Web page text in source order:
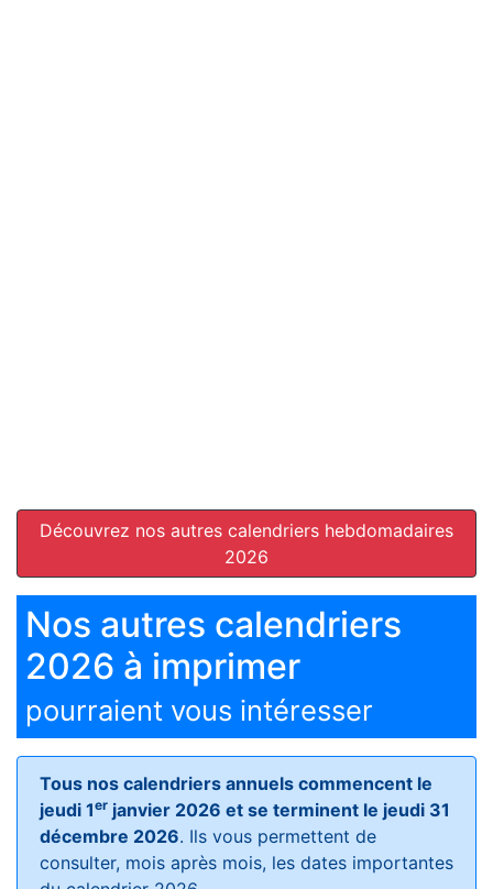
Découvrez nos autres calendriers hebdomadaires
2026
Nos autres calendriers
2026 à imprimer
pourraient vous intéresser
Tous nos calendriers annuels commencent le
jeudi 1er janvier 2026 et se terminent le jeudi 31
décembre 2026. Ils vous permettent de
consulter, mois après mois, les dates importantes